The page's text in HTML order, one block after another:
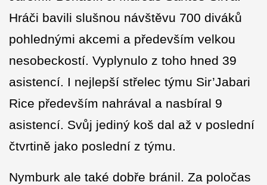
Hráči bavili slušnou návštěvu 700 diváků
pohlednými akcemi a především velkou
nesobeckostí. Vyplynulo z toho hned 39
asistencí. I nejlepší střelec týmu Sir’Jabari
Rice především nahrával a nasbíral 9
asistencí. Svůj jediný koš dal až v poslední
čtvrtině jako poslední z týmu.
Nymburk ale také dobře bránil. Za poločas